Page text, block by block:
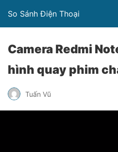
So Sánh Điện Thoại
Camera Redmi
hình quay phim
Tuấn Vũ